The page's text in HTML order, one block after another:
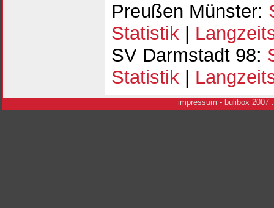
Preußen Münster:
Statistik
SV Darmstadt 98:
Statistik
impressum - bulibox 2007